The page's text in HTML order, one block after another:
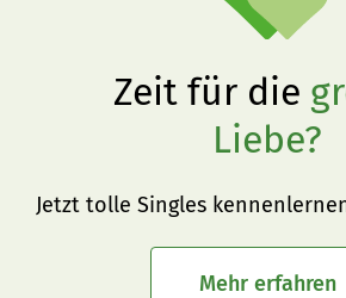
Zeit für die
Liebe?
Jetzt tolle Singles
Mehr erfahren